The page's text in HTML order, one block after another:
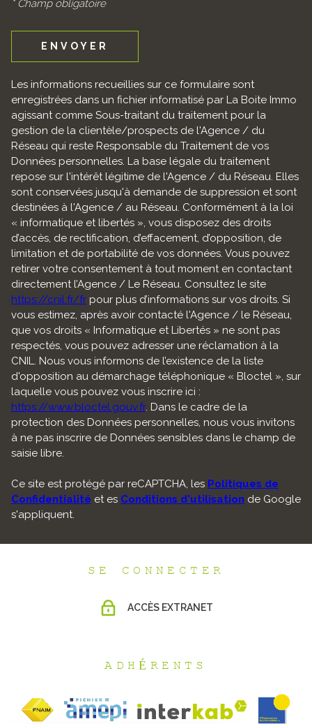
* Champ obligatoire
ENVOYER
Les informations recueillies sur ce formulaire sont
enregistrées dans un fichier informatisé par La Boite Immo
agissant comme Sous-traitant du traitement pour la
gestion de la clientèle/prospects de l'Agence / du
Réseau qui reste Responsable du Traitement de vos
Données personnelles. La base légale du traitement
repose sur l'intérêt légitime de l'Agence / du Réseau. Elles
sont conservées jusqu'à demande de suppression et sont
destinées à l'Agence / au Réseau. Conformément à la loi
« informatique et libertés », vous disposez des droits
d’accès, de rectification, d’effacement, d’opposition, de
limitation et de portabilité de vos données. Vous pouvez
retirer votre consentement à tout moment en contactant
directement l’Agence / Le Réseau. Consultez le site
https://cnil.fr/fr pour plus d’informations sur vos droits. Si
vous estimez, après avoir contacté l'Agence / le Réseau,
que vos droits « Informatique et Libertés » ne sont pas
respectés, vous pouvez adresser une réclamation à la
CNIL. Nous vous informons de l’existence de la liste
d'opposition au démarchage téléphonique « Bloctel », sur
laquelle vous pouvez vous inscrire ici :
https://www.bloctel.gouv.fr. Dans le cadre de la
protection des Données personnelles, nous vous invitons
à ne pas inscrire de Données sensibles dans le champ de
saisie libre.
Ce site est protégé par reCAPTCHA, les Politiques de
Confidentialité et es Conditions d'utilisation de Google
s'appliquent.
SE CONNECTER
ACCÈS EXTRANET
ADHÉRENTS